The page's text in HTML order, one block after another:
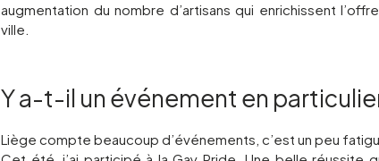
augmentation du nombre d’artisans qui enrichissent
ville.
Y a-t-il un événement en
Liège compte beaucoup d’événements, c’est un peu